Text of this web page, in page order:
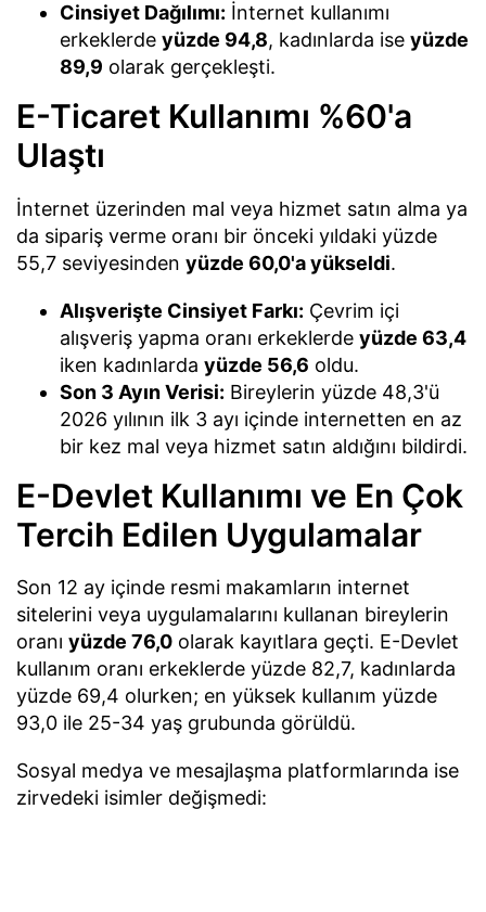
Cinsiyet Dağılımı: İnternet kullanımı
erkeklerde yüzde 94,8, kadınlarda ise yüzde
89,9 olarak gerçekleşti.
E-Ticaret Kullanımı %60'a
Ulaştı
İnternet üzerinden mal veya hizmet satın alma ya
da sipariş verme oranı bir önceki yıldaki yüzde
55,7 seviyesinden yüzde 60,0'a yükseldi.
Alışverişte Cinsiyet Farkı: Çevrim içi
alışveriş yapma oranı erkeklerde yüzde 63,4
iken kadınlarda yüzde 56,6 oldu.
Son 3 Ayın Verisi: Bireylerin yüzde 48,3'ü
2026 yılının ilk 3 ayı içinde internetten en az
bir kez mal veya hizmet satın aldığını bildirdi.
E-Devlet Kullanımı ve En Çok
Tercih Edilen Uygulamalar
Son 12 ay içinde resmi makamların internet
sitelerini veya uygulamalarını kullanan bireylerin
oranı yüzde 76,0 olarak kayıtlara geçti. E-Devlet
kullanım oranı erkeklerde yüzde 82,7, kadınlarda
yüzde 69,4 olurken; en yüksek kullanım yüzde
93,0 ile 25-34 yaş grubunda görüldü.
Sosyal medya ve mesajlaşma platformlarında ise
zirvedeki isimler değişmedi: